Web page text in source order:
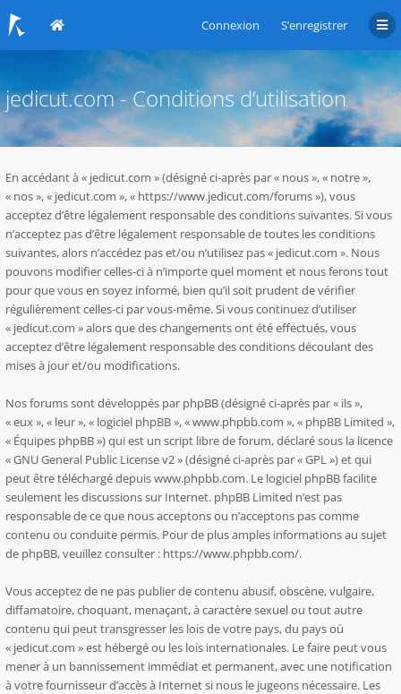
Connexion S’enregistrer
jedicut.com - Conditions d’utilisation
En accédant à « jedicut.com » (désigné ci-après par « nous », « notre »,
« nos », « jedicut.com », « https://www.jedicut.com/forums »), vous
acceptez d’être légalement responsable des conditions suivantes. Si vous
n’acceptez pas d’être légalement responsable de toutes les conditions
suivantes, alors n’accédez pas et/ou n’utilisez pas « jedicut.com ». Nous
pouvons modifier celles-ci à n’importe quel moment et nous ferons tout
pour que vous en soyez informé, bien qu’il soit prudent de vérifier
régulièrement celles-ci par vous-même. Si vous continuez d’utiliser
« jedicut.com » alors que des changements ont été effectués, vous
acceptez d’être légalement responsable des conditions découlant des
mises à jour et/ou modifications.
Nos forums sont développés par phpBB (désigné ci-après par « ils »,
« eux », « leur », « logiciel phpBB », « www.phpbb.com », « phpBB Limited »,
« Équipes phpBB ») qui est un script libre de forum, déclaré sous la licence
«GNU General Public License v2» (désigné ci-après par « GPL ») et qui
peut être téléchargé depuiswww.phpbb.com. Le logiciel phpBB facilite
seulement les discussions sur Internet. phpBB Limited n’est pas
responsable de ce que nous acceptons ou n’acceptons pas comme
contenu ou conduite permis. Pour de plus amples informations au sujet
de phpBB, veuillez consulter : https://www.phpbb.com/.
Vous acceptez de ne pas publier de contenu abusif, obscène, vulgaire,
diffamatoire, choquant, menaçant, à caractère sexuel ou tout autre
contenu qui peut transgresser les lois de votre pays, du pays où
« jedicut.com » est hébergé ou les lois internationales. Le faire peut vous
mener à un bannissement immédiat et permanent, avec une notification
à votre fournisseur d’accès à Internet si nous le jugeons nécessaire. Les